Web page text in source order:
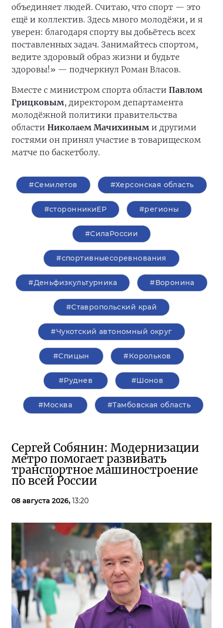
объединяет людей. Считаю, что спорт — это
ещё и коллектив. Здесь много молодёжи, и я
уверен: благодаря спорту вы добьётесь всех
поставленных задач. Занимайтесь спортом,
ведите здоровый образ жизни и будьте
здоровы!» — подчеркнул Роман Власов.
Вместе с министром спорта области Павлом
Грицковым, директором департамента
молодёжной политики правительства
области Николаем Мачихиным и другими
гостями он принял участие в товарищеском
матче по баскетболу.
#Семилетов #Херсонская область
#сторонникиЕР #регионы
#СилаРоссии
#спортивныесоревнования
#Деньфизкультурника #Воронина
#Ставропольский край
#Чукотский автономный округ
#Спицын #Корольков
#Руднев #Шонов
#Москва #Тамбовская область
Сергей Собянин: Модернизации
метро помогает развивать
транспортное машиностроение
по всей России
08 августа 2026, 13:20